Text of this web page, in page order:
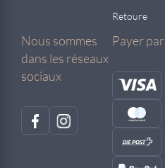
Retoure
Nous sommes
dans les réseaux
sociaux
Payer par